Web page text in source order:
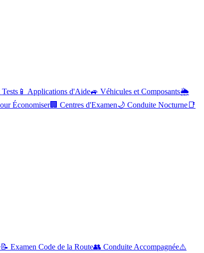
📱 Applications d'Aide🚙 Véhicules et Composants🌦️
Économiser🏢 Centres d'Examen🌙 Conduite Nocturne 📑
📝 Examen Code de la Route👥 Conduite Accompagnée⚠️